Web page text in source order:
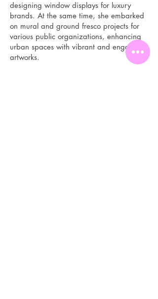
designing window displays for luxury
brands. At the same time, she embarked
on mural and ground fresco projects for
various public organizations, enhancing
urban spaces with vibrant and engaging
artworks.